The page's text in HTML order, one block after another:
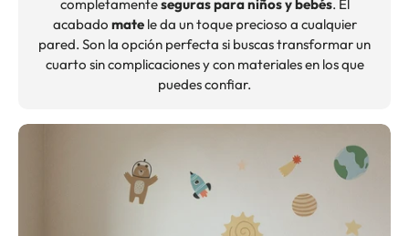
completamenteseguras para niños y bebés. El
acabado matele da un toque precioso a cualquier
pared. Son la opción perfecta si buscas transformar un
cuarto sin complicaciones y con materiales en los que
puedes confiar.